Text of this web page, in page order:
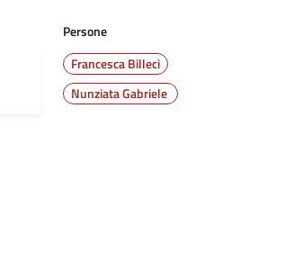
Persone
Francesca Billeci
Nunziata Gabriele